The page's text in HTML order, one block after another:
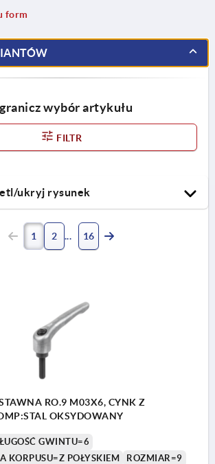
form
wybór artykułu
FILTR
ukryj rysunek
1 2 16
RO.9 M03X6, CYNK Z
OKSYDOWANY
GWINTU=6
KORPUSU=Z POŁYSKIEM
ROZMIAR=9